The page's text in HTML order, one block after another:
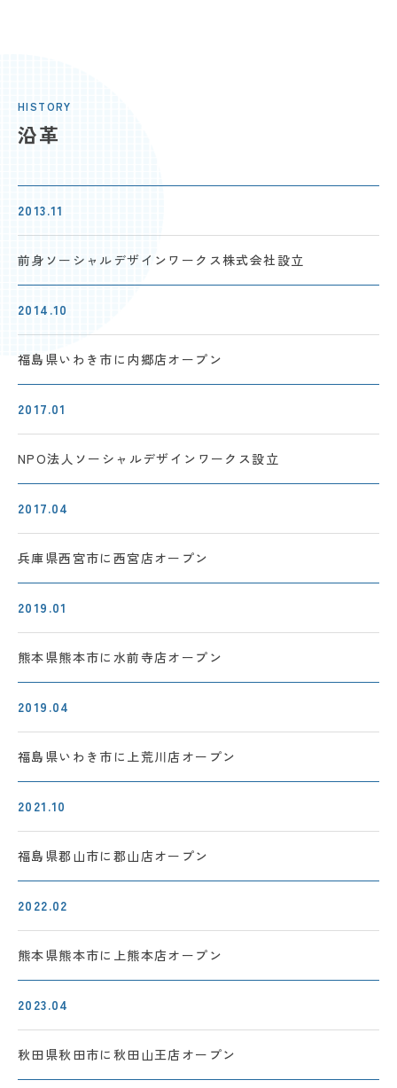
HISTORY
沿革
2013.11
前身ソーシャルデザイン ワークス株式会社設立
2014.10
福島県いわき市に 内郷店オープン
2017.01
NPO法人ソーシャルデザインワークス設立
2017.04
兵庫県西宮市に 西宮店オープン
2019.01
熊本県熊本市に 水前寺店オープン
2019.04
福島県いわき市に 上荒川店オープン
2021.10
福島県郡山市に 郡山店オープン
2022.02
熊本県熊本市に 上熊本店オープン
2023.04
秋田県秋田市に 秋田山王店オープン